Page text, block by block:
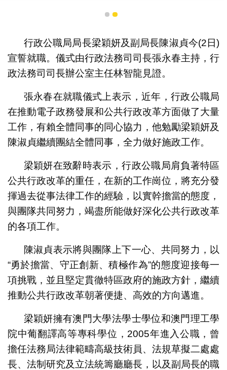
1 2
行政公職局局長梁穎妍及副局長陳淑貞今(2日)
宣誓就職。儀式由行政法務司司長張永春主持，行
政法務司司長辦公室主任林智龍見證。
張永春在就職儀式上表示，近年，行政公職局
在推動電子政務發展和公共行政改革方面做了大量
工作，有賴全體同事的同心協力，他勉勵梁穎妍及
陳淑貞繼續團結全體同事，全力做好施政工作。
梁穎妍在致辭時表示，行政公職局肩負著特區
公共行政改革的重任，在新的工作崗位，將充分發
揮過去從事法律工作的經驗，以實幹擔當的態度，
與團隊共同努力，竭盡所能做好深化公共行政改革
的各項工作。
陳淑貞表示將與團隊上下一心、共同努力，以
“勇於擔當、守正創新、積極作為”的態度迎接每一
項挑戰，並且堅定貫徹特區政府的施政方針，繼續
推動公共行政改革朝著便捷、高效的方向邁進。
梁穎妍擁有澳門大學法學士學位和澳門理工學
院中葡翻譯高等專科學位，2005年進入公職，曾
擔任法務局法律範疇高級技術員、法規草擬二處處
長、法制研究及立法統籌廳廳長，以及副局長的職